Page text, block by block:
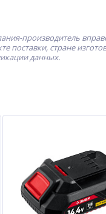
производитель
поставки, стране
данных.